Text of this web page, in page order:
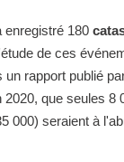
enregistré 180
de ces
rapport publié
2020, que seules 8
000) seraient à